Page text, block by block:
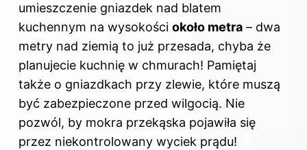
umieszczenie gniazdek nad blatem
kuchennym na wysokości około metra – dwa
metry nad ziemią to już przesada, chyba że
planujecie kuchnię w chmurach! Pamiętaj
także o gniazdkach przy zlewie, które muszą
być zabezpieczone przed wilgocią. Nie
pozwól, by mokra przekąska pojawiła się
przez niekontrolowany wyciek prądu!